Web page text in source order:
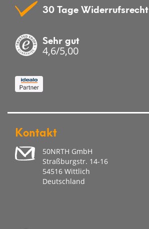
30 Tage Widerrufsrecht
Sehr gut
4,6/5,00
Kontakt
50NRTH GmbH
Straßburgstr. 14-16
54516 Wittlich
Deutschland